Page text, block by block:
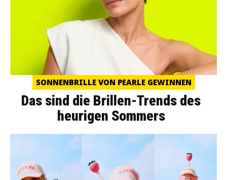
SONNENBRILLE VON PEARLE GEWINNEN
Das sind die Brillen-Trends des
heurigen Sommers